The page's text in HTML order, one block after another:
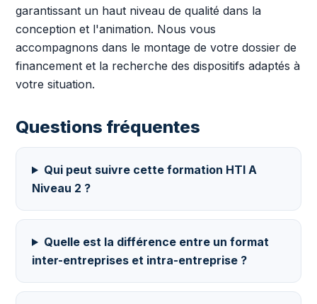
garantissant un haut niveau de qualité dans la
conception et l'animation. Nous vous
accompagnons dans le montage de votre dossier de
financement et la recherche des dispositifs adaptés à
votre situation.
Questions fréquentes
Qui peut suivre cette formation HTI A
Niveau 2 ?
Quelle est la différence entre un format
inter-entreprises et intra-entreprise ?